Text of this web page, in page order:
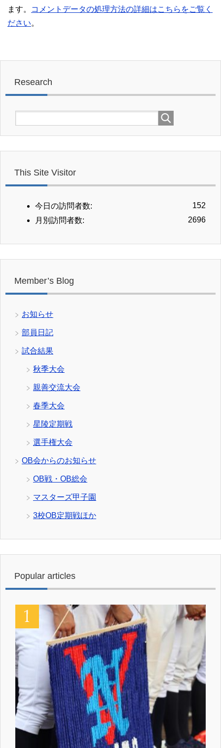
ます。
コメントデータの処理方法の詳細はこちらをご覧く
ださい。
Research
This Site Visitor
152
今日の訪問者数:
2696
月別訪問者数:
Member’s Blog
お知らせ
部員日記
試合結果
秋季大会
親善交流大会
春季大会
星陵定期戦
選手権大会
OB会からのお知らせ
OB戦・OB総会
マスターズ甲子園
3校OB定期戦ほか
Popular articles